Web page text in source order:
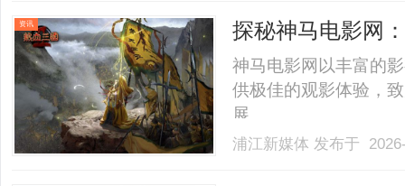
资讯 探秘神马电影网
神马电影网以丰富的
供极佳的观影体验，
展。......
浦江新媒体 发布于